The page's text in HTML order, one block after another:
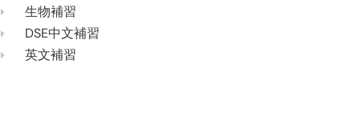
生物補習
DSE中文補習
英文補習